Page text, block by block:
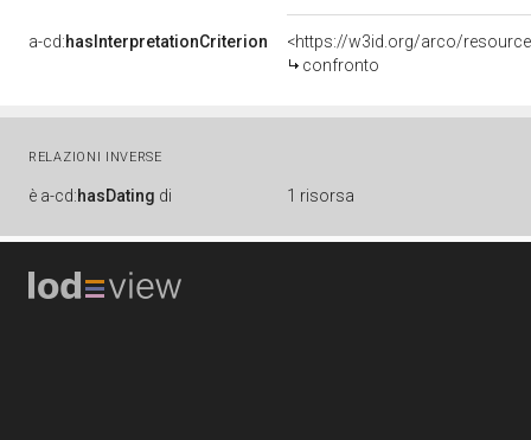
a-cd:hasInterpretationCriterion
<https://w3id.org/arco/
confronto
RELAZIONI INVERSE
è a-cd:hasDating di 1 risorsa